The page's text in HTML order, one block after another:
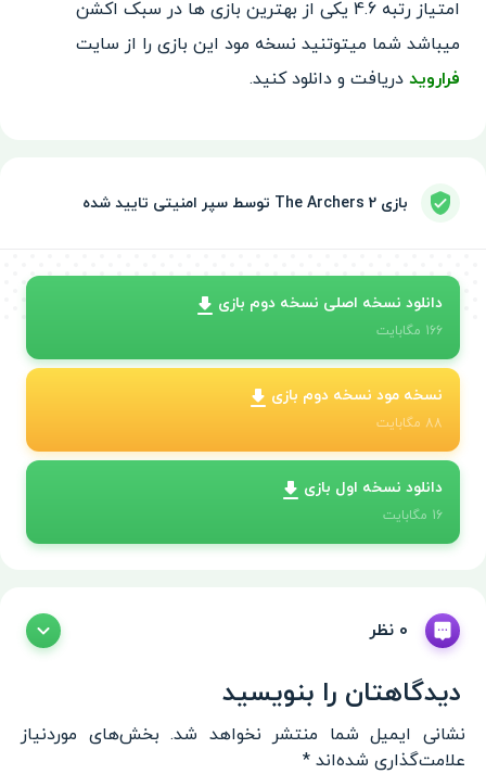
امتیاز رتبه 4.6 یکی از بهترین بازی ها در سبک اکشن
میباشد شما میتوتنید نسخه مود این بازی را از سایت
فراروید دریافت و دانلود کنید.
بازی The Archers 2 توسط سپر امنیتی تایید شده
دانلود نسخه اصلی نسخه دوم بازی
166 مگابایت
نسخه مود نسخه دوم بازی
88 مگابایت
دانلود نسخه اول بازی
16 مگابایت
0 نظر
دیدگاهتان را بنویسید
نشانی ایمیل شما منتشر نخواهد شد. بخش‌های موردنیاز
علامت‌گذاری شده‌اند *